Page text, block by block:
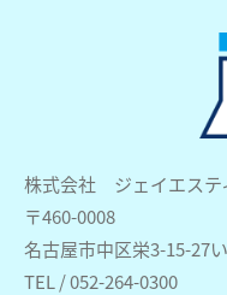
株式会社 ジェイエステ
〒460-0008
名古屋市中区栄3-15-27
TEL / 052-264-0300